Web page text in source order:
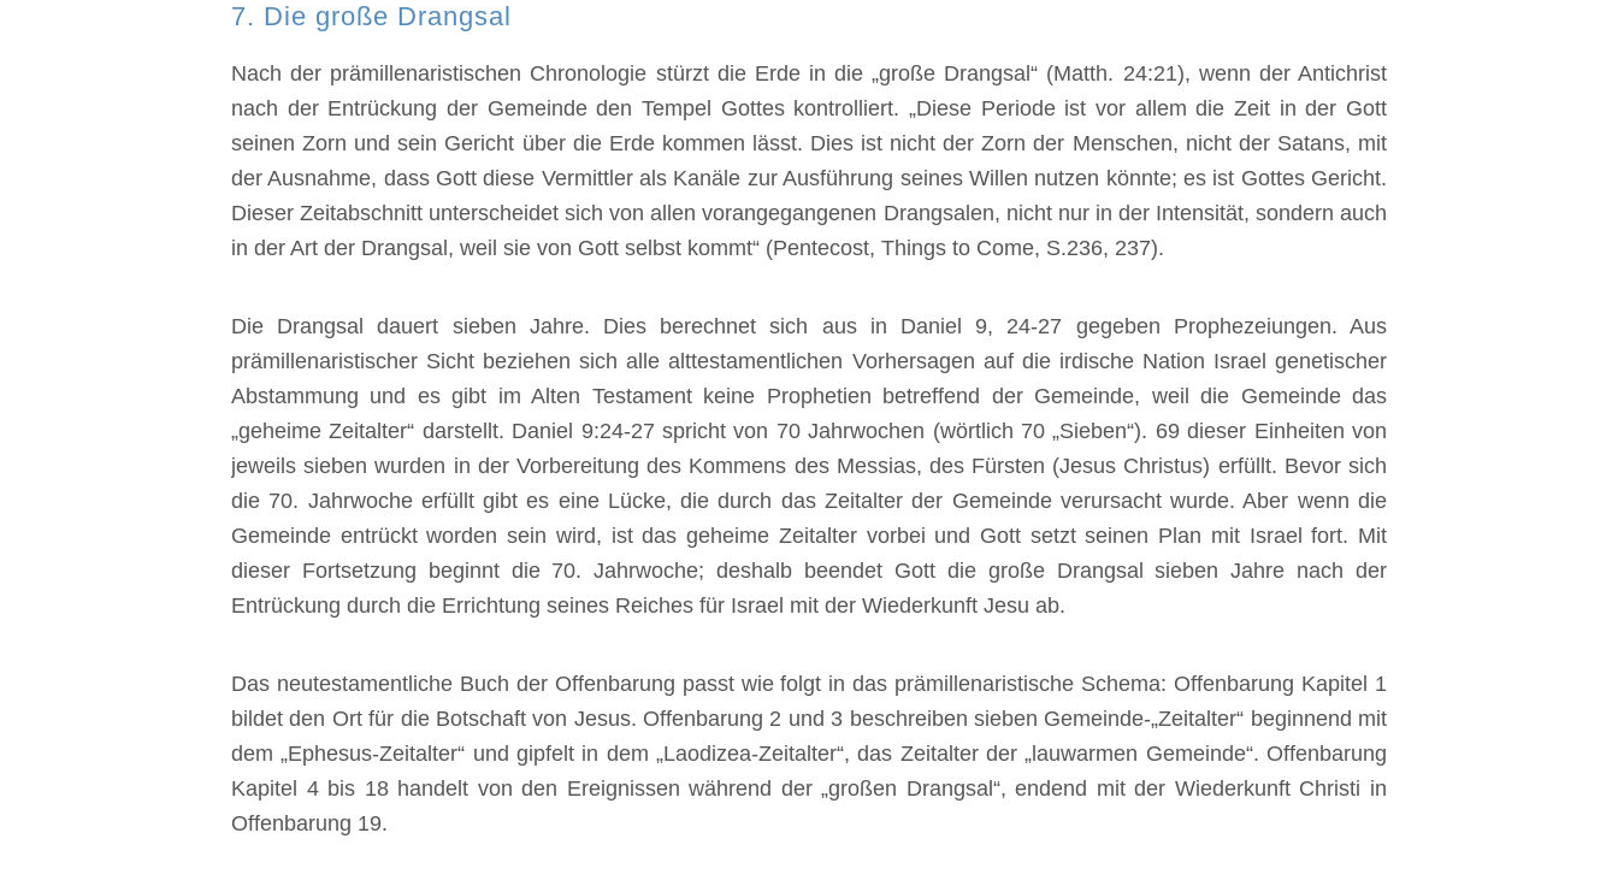
‍7. Die große Drangsal
‍Nach der prämillenaristischen Chronologie stürzt die Erde in die „große Drangsal“ (Matth. 24:21), wenn der Antichrist
nach der Entrückung der Gemeinde den Tempel Gottes kontrolliert. „Diese Periode ist vor allem die Zeit in der Gott
seinen Zorn und sein Gericht über die Erde kommen lässt. Dies ist nicht der Zorn der Menschen, nicht der Satans, mit
der Ausnahme, dass Gott diese Vermittler als Kanäle zur Ausführung seines Willen nutzen könnte; es ist Gottes Gericht.
Dieser Zeitabschnitt unterscheidet sich von allen vorangegangenen Drangsalen, nicht nur in der Intensität, sondern auch
in der Art der Drangsal, weil sie von Gott selbst kommt“ (Pentecost, Things to Come, S.236, 237).
‍Die Drangsal dauert sieben Jahre. Dies berechnet sich aus in Daniel 9, 24-27 gegeben Prophezeiungen. Aus
prämillenaristischer Sicht beziehen sich alle alttestamentlichen Vorhersagen auf die irdische Nation Israel genetischer
Abstammung und es gibt im Alten Testament keine Prophetien betreffend der Gemeinde, weil die Gemeinde das
„geheime Zeitalter“ darstellt. Daniel 9:24-27 spricht von 70 Jahrwochen (wörtlich 70 „Sieben“). 69 dieser Einheiten von
jeweils sieben wurden in der Vorbereitung des Kommens des Messias, des Fürsten (Jesus Christus) erfüllt. Bevor sich
die 70. Jahrwoche erfüllt gibt es eine Lücke, die durch das Zeitalter der Gemeinde verursacht wurde. Aber wenn die
Gemeinde entrückt worden sein wird, ist das geheime Zeitalter vorbei und Gott setzt seinen Plan mit Israel fort. Mit
dieser Fortsetzung beginnt die 70. Jahrwoche; deshalb beendet Gott die große Drangsal sieben Jahre nach der
Entrückung durch die Errichtung seines Reiches für Israel mit der Wiederkunft Jesu ab.
‍Das neutestamentliche Buch der Offenbarung passt wie folgt in das prämillenaristische Schema: Offenbarung Kapitel 1
bildet den Ort für die Botschaft von Jesus. Offenbarung 2 und 3 beschreiben sieben Gemeinde-„Zeitalter“ beginnend mit
dem „Ephesus-Zeitalter“ und gipfelt in dem „Laodizea-Zeitalter“, das Zeitalter der „lauwarmen Gemeinde“. Offenbarung
Kapitel 4 bis 18 handelt von den Ereignissen während der „großen Drangsal“, endend mit der Wiederkunft Christi in
Offenbarung 19.